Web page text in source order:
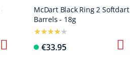
McDart Black Ring 2 Softdart
Barrels - 18g
€33.95